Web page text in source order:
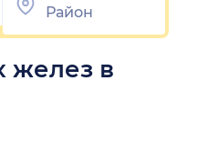
желез в